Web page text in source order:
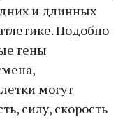
и длинных
Подобно
гены
могут
силу, скорость